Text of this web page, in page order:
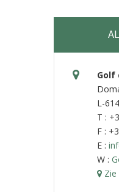
Golf
L-
T :
F :
E :
W :
Zie